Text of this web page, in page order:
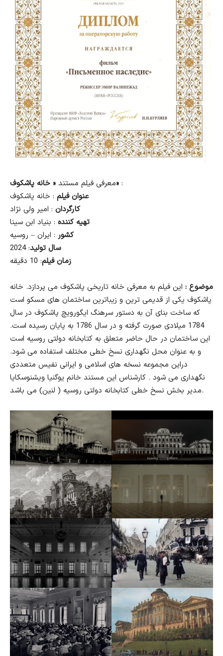
معرفی فیلم مستند« خانه پاشکوف» :
عنوان فیلم : خانه پاشکوف
کارگردان : امیر ولی نژاد
تهیه کننده : بنیاد ابن سینا
کشور : ایران – روسیه
سال تولید: 2024
زمان فیلم: 10 دقیقه
موضوع : این فیلم به معرفی خانه تاریخی پاشکوف می پردازد. خانه
پاشکوف یکی از قدیمی ترین و زیباترین ساختمان های مسکو است
که ساخت بنای آن به دستور سرهنگ ایگورویچ پاشکوف در سال
1784 میلادی صورت گرفته و در سال 1786 به پایان رسیده است.
این ساختمان در حال حاضر متعلق به کتابخانه دولتی روسیه است
و به عنوان محل نگهداری نسخ خطی مختلف استفاده می شود.
دراین مجموعه نسخه های اسلامی و ایرانی نفیس متعددی
نگهداری می شود . کارشناس این مستند خانم یوگنیا ویشنوسکایا
مدیر بخش نسخ خطی کتابخانه دولتی روسیه ( لنین) می باشد.